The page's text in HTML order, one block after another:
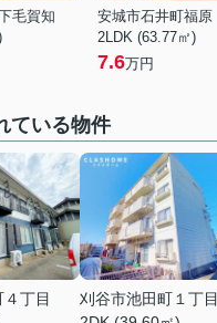
毛賀知
安城市石井町福原
2LDK (63.77㎡)
7.6万円
ている物件
丁目
刈谷市池田町１丁目